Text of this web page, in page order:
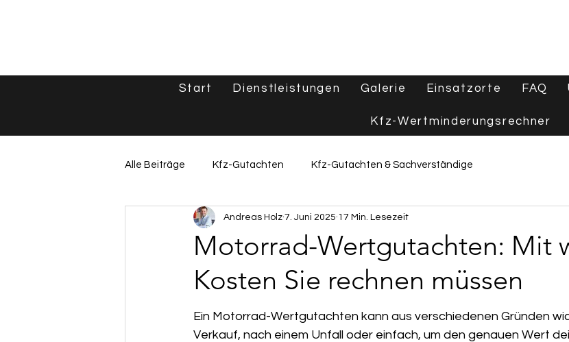
Start Dienstleistungen Galerie Einsatzorte FAQ
Kfz-Wertminderungsrechner
Alle Beiträge Kfz-Gutachten Kfz-Gutachten & Sachverständige
Unfallgutachten & Schadenshilfe Wertgutachten & Fahrzeugbewertung
Oldtimer & Spezialfahrzeuge Aktuelles & Branchennews
Unser Service & Servicegebiet
Motorrad-Wertgutachten: Mit
Kosten Sie rechnen müssen
Andreas Holz 7. Juni 2025 17 Min. Lesezeit
Ein Motorrad-Wertgutachten kann aus verschiedenen Gründen
Verkauf, nach einem Unfall oder einfach, um den genauen Wert